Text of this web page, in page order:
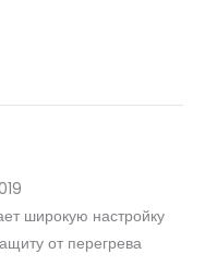
широкую настройку
от перегрева